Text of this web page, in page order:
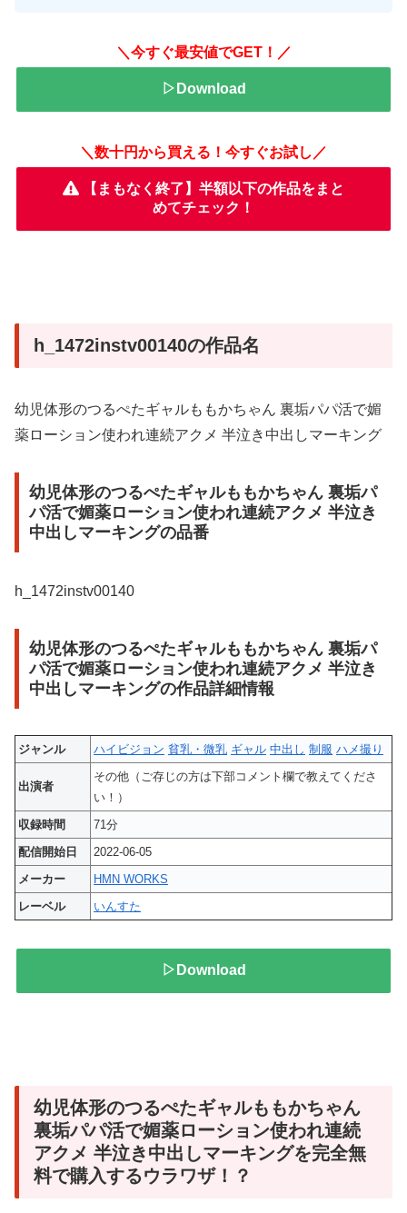
＼今すぐ最安値でGET！／
▷Download
＼数十円から買える！今すぐお試し／
【まもなく終了】半額以下の作品をまと
めてチェック！
h_1472instv00140の作品名
幼児体形のつるぺたギャルももかちゃん 裏垢パパ活で媚
薬ローション使われ連続アクメ 半泣き中出しマーキング
幼児体形のつるぺたギャルももかちゃん 裏垢パ
パ活で媚薬ローション使われ連続アクメ 半泣き
中出しマーキングの品番
h_1472instv00140
幼児体形のつるぺたギャルももかちゃん 裏垢パ
パ活で媚薬ローション使われ連続アクメ 半泣き
中出しマーキングの作品詳細情報
ジャンル ハイビジョン 貧乳・微乳 ギャル 中出し 制服 ハメ撮り
出演者
その他（ご存じの方は下部コメント欄で教えてくださ
い！）
収録時間
71分
配信開始日
2022-06-05
メーカー
HMN WORKS
レーベル
いんすた
▷Download
幼児体形のつるぺたギャルももかちゃん
裏垢パパ活で媚薬ローション使われ連続
アクメ 半泣き中出しマーキングを完全無
料で購入するウラワザ！？